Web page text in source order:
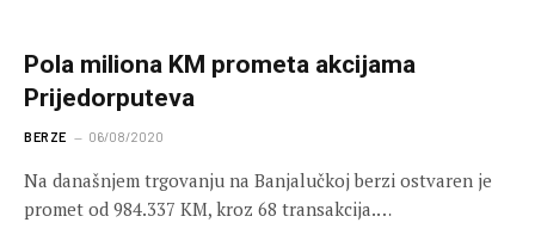
Pola miliona KM prometa akcijama
Prijedorputeva
BERZE 06/08/2020
Na današnjem trgovanju na Banjalučkoj berzi ostvaren je
promet od 984.337 KM, kroz 68 transakcija.…